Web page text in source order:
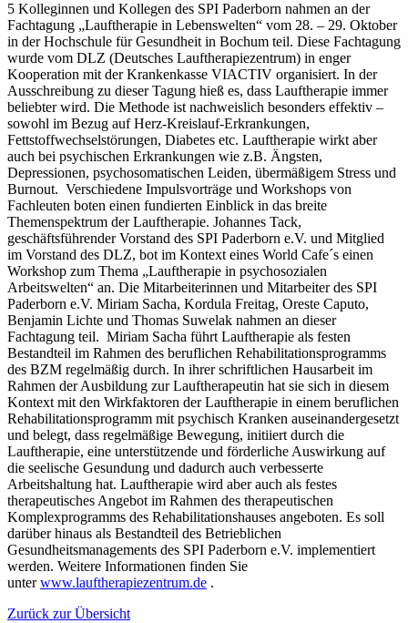
5 Kolleginnen und Kollegen des SPI Paderborn nahmen an der
Fachtagung „Lauftherapie in Lebenswelten“ vom 28. – 29. Oktober
in der Hochschule für Gesundheit in Bochum teil. Diese Fachtagung
wurde vom DLZ (Deutsches Lauftherapiezentrum) in enger
Kooperation mit der Krankenkasse VIACTIV organisiert. In der
Ausschreibung zu dieser Tagung hieß es, dass Lauftherapie immer
beliebter wird. Die Methode ist nachweislich besonders effektiv –
sowohl im Bezug auf Herz-Kreislauf-Erkrankungen,
Fettstoffwechselstörungen, Diabetes etc. Lauftherapie wirkt aber
auch bei psychischen Erkrankungen wie z.B. Ängsten,
Depressionen, psychosomatischen Leiden, übermäßigem Stress und
Burnout. Verschiedene Impulsvorträge und Workshops von
Fachleuten boten einen fundierten Einblick in das breite
Themenspektrum der Lauftherapie. Johannes Tack,
geschäftsführender Vorstand des SPI Paderborn e.V. und Mitglied
im Vorstand des DLZ, bot im Kontext eines World Cafe´s einen
Workshop zum Thema „Lauftherapie in psychosozialen
Arbeitswelten“ an. Die Mitarbeiterinnen und Mitarbeiter des SPI
Paderborn e.V. Miriam Sacha, Kordula Freitag, Oreste Caputo,
Benjamin Lichte und Thomas Suwelak nahmen an dieser
Fachtagung teil. Miriam Sacha führt Lauftherapie als festen
Bestandteil im Rahmen des beruflichen Rehabilitationsprogramms
des BZM regelmäßig durch. In ihrer schriftlichen Hausarbeit im
Rahmen der Ausbildung zur Lauftherapeutin hat sie sich in diesem
Kontext mit den Wirkfaktoren der Lauftherapie in einem beruflichen
Rehabilitationsprogramm mit psychisch Kranken auseinandergesetzt
und belegt, dass regelmäßige Bewegung, initiiert durch die
Lauftherapie, eine unterstützende und förderliche Auswirkung auf
die seelische Gesundung und dadurch auch verbesserte
Arbeitshaltung hat. Lauftherapie wird aber auch als festes
therapeutisches Angebot im Rahmen des therapeutischen
Komplexprogramms des Rehabilitationshauses angeboten. Es soll
darüber hinaus als Bestandteil des Betrieblichen
Gesundheitsmanagements des SPI Paderborn e.V. implementiert
werden. Weitere Informationen finden Sie
unterwww.lauftherapiezentrum.de .
Zurück zur Übersicht